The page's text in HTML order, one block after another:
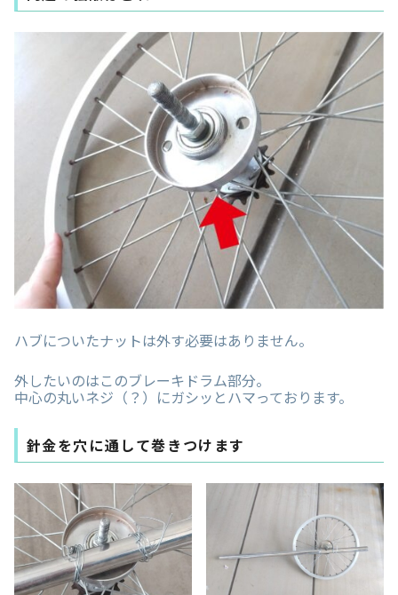
ハブについたナットは外す必要はありません。
外したいのはこのブレーキドラム部分。
中心の丸いネジ（？）にガシッとハマっております。
針金を穴に通して巻きつけます